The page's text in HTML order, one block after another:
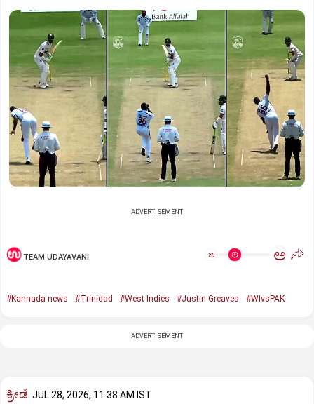
ADVERTISEMENT
TEAM UDAYAVANI ಅ ಅ
#Kannada news #Trinidad #West Indies #Justin Greaves #WIvsPAK
ADVERTISEMENT
ಕ್ರೀಡೆ JUL 28, 2026, 11:38 AM IST